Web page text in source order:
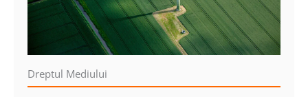
Dreptul Mediului